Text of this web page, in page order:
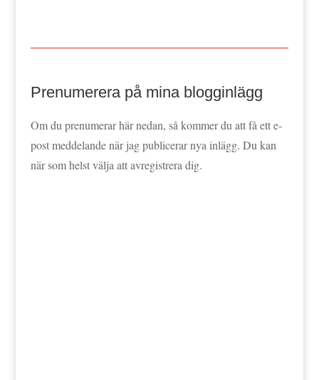
Prenumerera på mina blogginlägg
Om du prenumerar här nedan, så kommer du att få ett e-
post meddelande när jag publicerar nya inlägg. Du kan
när som helst välja att avregistrera dig.